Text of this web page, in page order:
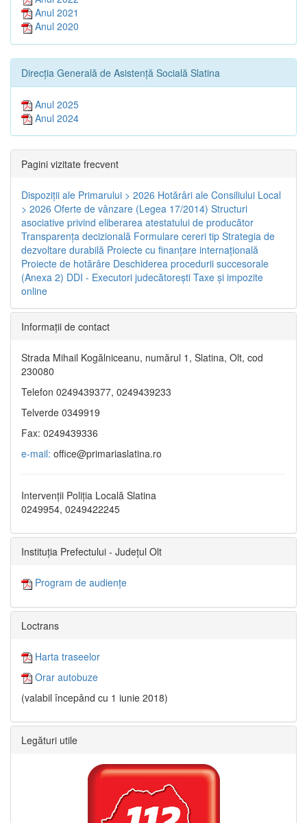
Anul 2021
Anul 2020
Direcția Generală de Asistență Socială Slatina
Anul 2025
Anul 2024
Pagini vizitate frecvent
Dispoziţii ale Primarului > 2026 Hotărâri ale Consiliului Local
> 2026 Oferte de vânzare (Legea 17/2014) Structuri
asociative privind eliberarea atestatului de producător
Transparenţa decizională Formulare cereri tip Strategia de
dezvoltare durabilă Proiecte cu finanţare internaţională
Proiecte de hotărâre Deschiderea procedurii succesorale
(Anexa 2) DDI - Executori judecătorești Taxe şi impozite
online
Informaţii de contact
Strada Mihail Kogălniceanu, numărul 1, Slatina, Olt, cod
230080
Telefon 0249439377, 0249439233
Telverde 0349919
Fax: 0249439336
e-mail: office@primariaslatina.ro
Intervenții Poliția Locală Slatina
0249954, 0249422245
Instituția Prefectului - Județul Olt
Program de audiențe
Loctrans
Harta traseelor
Orar autobuze
(valabil începând cu 1 iunie 2018)
Legături utile